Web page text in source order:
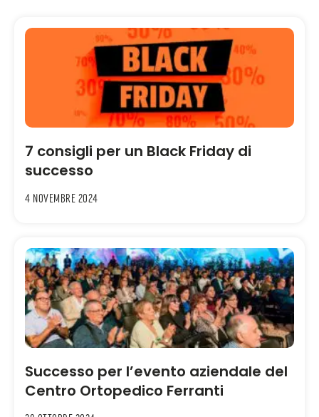
7 consigli per un Black Friday di
successo
4 Novembre 2024
Successo per l’evento aziendale del
Centro Ortopedico Ferranti